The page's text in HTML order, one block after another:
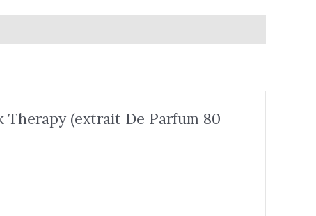
(extrait De Parfum 80